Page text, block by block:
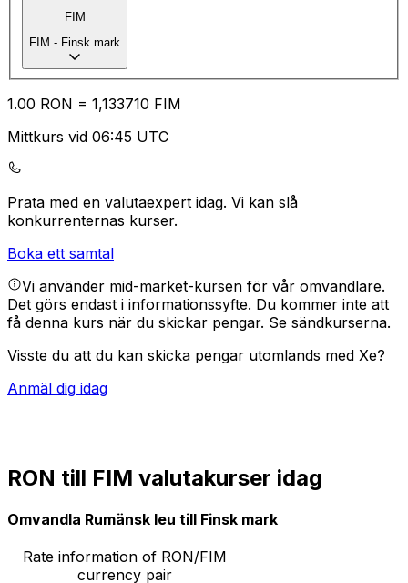
FIM
FIM - Finsk mark
1.00 RON = 1,133710 FIM
Mittkurs vid 06:45 UTC
Prata med en valutaexpert idag. Vi kan slå
konkurrenternas kurser.
Boka ett samtal
Vi använder mid-market-kursen för vår omvandlare.
Det görs endast i informationssyfte. Du kommer inte att
få denna kurs när du skickar pengar. Se sändkurserna.
Visste du att du kan skicka pengar utomlands med Xe?
Anmäl dig idag
RON till FIM valutakurser idag
Omvandla Rumänsk leu till Finsk mark
Rate information of RON/FIM
currency pair